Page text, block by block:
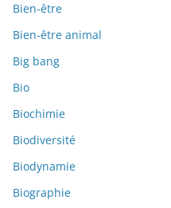
Bien-être
Bien-être animal
Big bang
Bio
Biochimie
Biodiversité
Biodynamie
Biographie